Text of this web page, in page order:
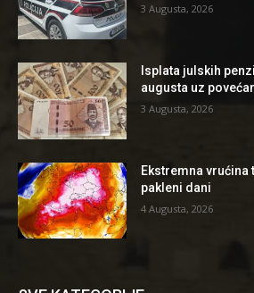
3 Augusta, 2026
Isplata julskih
augusta uz
3 Augusta, 2026
Ekstremna vrućina
pakleni dani
4 Augusta, 2026